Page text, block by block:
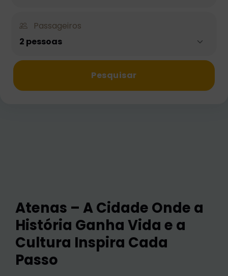
Passageiros
2 pessoas
Pesquisar
Atenas – A Cidade Onde a
História Ganha Vida e a
Cultura Inspira Cada
Passo